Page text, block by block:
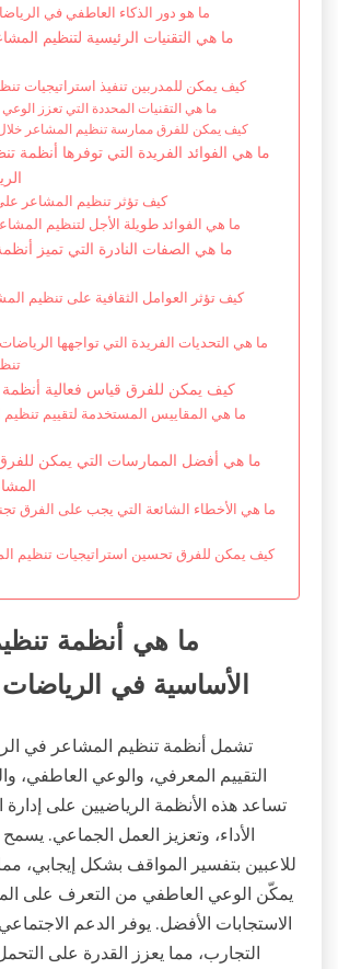
ما هو دور الذكاء العاطفي في
ما هي التقنيات الرئيسية لتنظيم
كيف يمكن للمدربين تنفيذ استراتيجيات
ما هي التقنيات المحددة التي تعزز
كيف يمكن للفرق ممارسة تنظيم المشاعر
ما هي الفوائد الفريدة التي توفرها أنظمة
كيف تؤثر تنظيم المشاعر على
ما هي الفوائد طويلة الأجل لتنظيم
ما هي الصفات النادرة التي تميز
كيف تؤثر العوامل الثقافية على تنظيم
ما هي التحديات الفريدة التي تواجهها
كيف يمكن للفرق قياس فعالية أنظمة
ما هي المقاييس المستخدمة لتقييم
ما هي أفضل الممارسات التي يمكن للفرق
ما هي الأخطاء الشائعة التي يجب على الفرق
كيف يمكن للفرق تحسين استراتيجيات تنظيم
ما هي أنظمة
الأساسية في
تشمل أنظمة تنظيم المشاعر في
التقييم المعرفي، والوعي العاطفي،
تساعد هذه الأنظمة الرياضيين على إدارة
الأداء، وتعزيز العمل الجماعي.
للاعبين بتفسير المواقف بشكل إيجابي،
يمكّن الوعي العاطفي من التعرف على
الاستجابات الأفضل. يوفر الدعم
التجارب، مما يعزز القدرة على